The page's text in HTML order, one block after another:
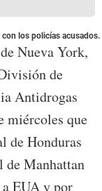
los policías acusados.
Nueva York,
de
Antidrogas
miércoles que
de Honduras
de Manhattan
EUA y por